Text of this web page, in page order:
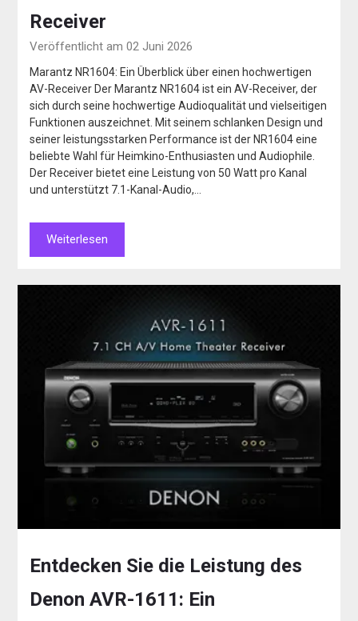
Receiver
Veröffentlicht am 02 Juni 2026
Marantz NR1604: Ein Überblick über einen hochwertigen
AV-Receiver Der Marantz NR1604 ist ein AV-Receiver, der
sich durch seine hochwertige Audioqualität und vielseitigen
Funktionen auszeichnet. Mit seinem schlanken Design und
seiner leistungsstarken Performance ist der NR1604 eine
beliebte Wahl für Heimkino-Enthusiasten und Audiophile.
Der Receiver bietet eine Leistung von 50 Watt pro Kanal
und unterstützt 7.1-Kanal-Audio,…
Weiterlesen
Entdecken Sie die Leistung des
Denon AVR-1611: Ein